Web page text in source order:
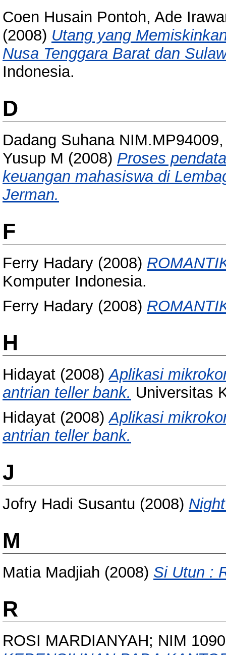
Coen Husain Pontoh, Ade
(2008) Utang yang
Nusa Tenggara Barat dan
Indonesia.
D
Dadang Suhana
Yusup M (2008) Proses
keuangan mahasiswa di
Jerman.
F
Ferry Hadary (2008)
Komputer Indonesia.
Ferry Hadary (2008)
H
Hidayat (2008)Aplikasi
antrian teller bank. Universitas
Hidayat (2008)Aplikasi
antrian teller bank.
J
Jofry Hadi Susantu (2008)
M
Matia Madjiah (2008) Si Utun :
R
ROSI MARDIANYAH; NIM